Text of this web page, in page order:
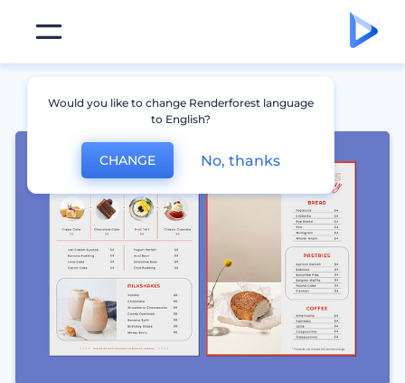
Would you like to change Renderforest language
to English?
CHANGE No, thanks